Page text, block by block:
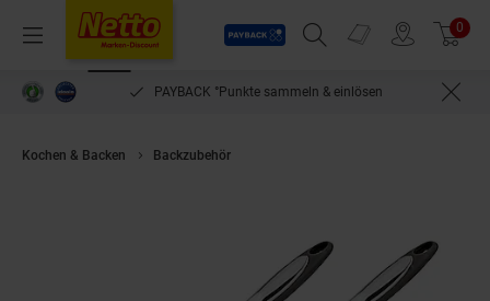
Menü
Payback
Suchfeld einblenden
Prospekte 0
PAYBACK °Punkte sammeln & einlösen
Kochen & Backen Backzubehör